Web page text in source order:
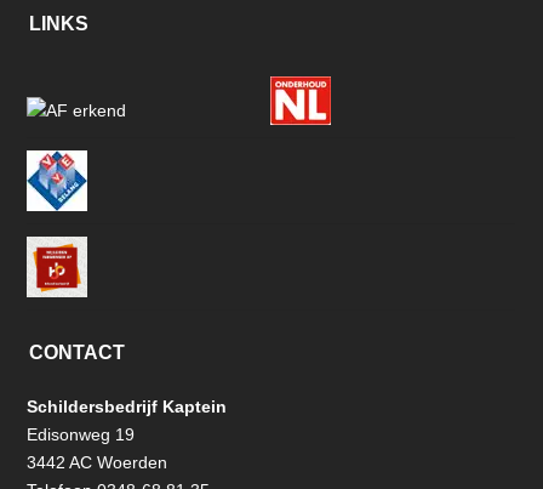
LINKS
CONTACT
Schildersbedrijf Kaptein
Edisonweg 19
3442 AC Woerden